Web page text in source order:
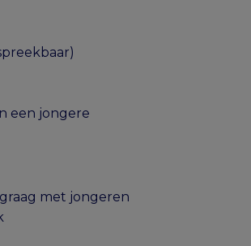
een jongere
met jongeren